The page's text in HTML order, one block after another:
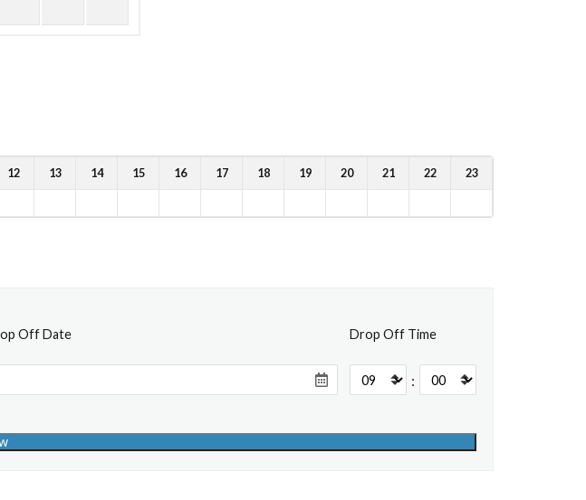
12 13 14 15 16 17 18 19 20 21 22 23
Off Date Drop Off Time
: